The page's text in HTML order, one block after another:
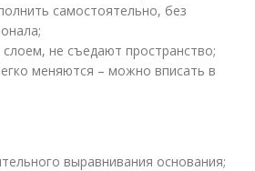
самостоятельно, без
не съедают пространство;
меняются – можно вписать в
выравнивания основания;